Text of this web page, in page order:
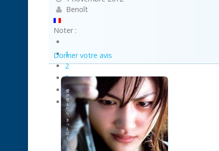
Benoît
Noter :
1
2
3
4
5
Donner votre avis